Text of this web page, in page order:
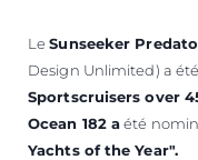
LeSunseeker
Design Unlimited) a
Sportscruisers over
Ocean 182 aété
Yachts of the Year".